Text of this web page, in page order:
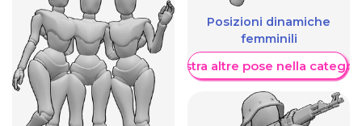
Posizioni dinamiche
femminili
Mostra altre pose nella